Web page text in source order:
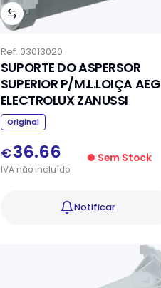
Ref. 03013020
SUPORTE DO ASPERSOR
SUPERIOR P/M.L.LOIÇA AEG
ELECTROLUX ZANUSSI
Original
€36.66
IVAnãoincluído
Sem Stock
Notificar